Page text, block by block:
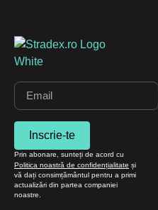
Inscrie-te
Prin abonare, sunteți de acord cu
Politica noastră de confidențialitate și
vă dați consimțământul pentru a primi
actualizări din partea companiei
noastre.